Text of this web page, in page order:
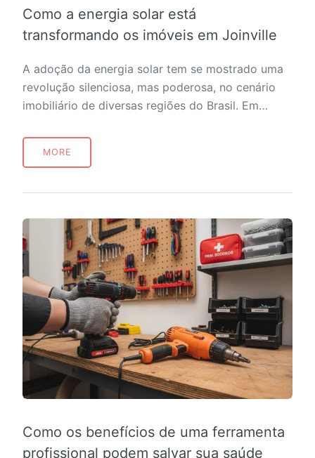
Como a energia solar está
transformando os imóveis em Joinville
A adoção da energia solar tem se mostrado uma
revolução silenciosa, mas poderosa, no cenário
imobiliário de diversas regiões do Brasil. Em…
MORE
Como os benefícios de uma ferramenta
profissional podem salvar sua saúde